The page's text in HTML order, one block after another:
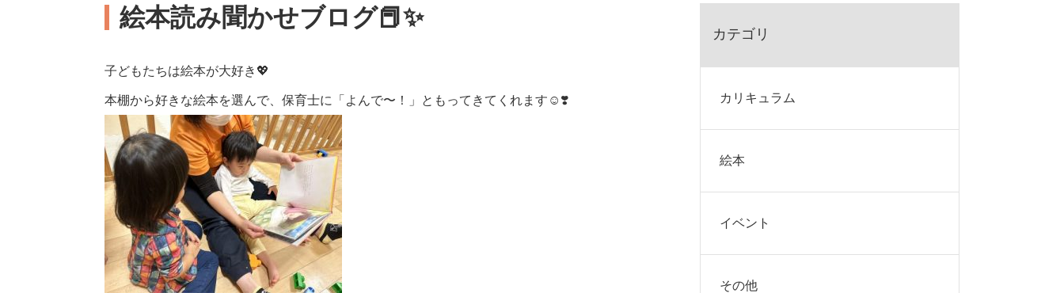
絵本読み聞かせブログ📕✨
子どもたちは絵本が大好き💖
本棚から好きな絵本を選んで、保育士に「よんで〜！」ともってきてくれます☺️❣️
カテゴリ
カリキュラム
絵本
イベント
その他